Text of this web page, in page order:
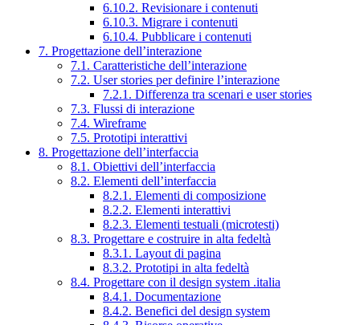
6.10.2. Revisionare i contenuti
6.10.3. Migrare i contenuti
6.10.4. Pubblicare i contenuti
7. Progettazione dell’interazione
7.1. Caratteristiche dell’interazione
7.2. User stories per definire l’interazione
7.2.1. Differenza tra scenari e user stories
7.3. Flussi di interazione
7.4. Wireframe
7.5. Prototipi interattivi
8. Progettazione dell’interfaccia
8.1. Obiettivi dell’interfaccia
8.2. Elementi dell’interfaccia
8.2.1. Elementi di composizione
8.2.2. Elementi interattivi
8.2.3. Elementi testuali (microtesti)
8.3. Progettare e costruire in alta fedeltà
8.3.1. Layout di pagina
8.3.2. Prototipi in alta fedeltà
8.4. Progettare con il design system .italia
8.4.1. Documentazione
8.4.2. Benefici del design system